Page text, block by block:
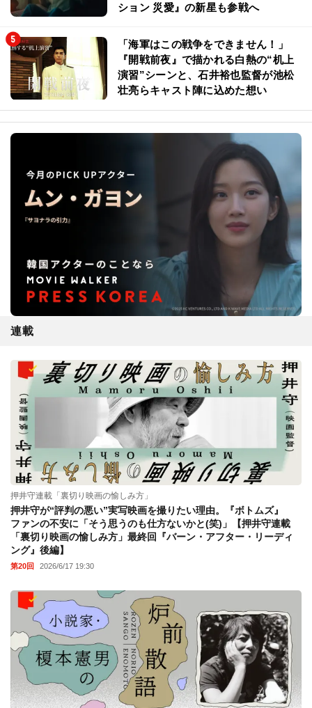
ション 災愛』の新星も参戦へ
「海軍はこの戦争をできません！」
『開戦前夜』で描かれる白熱の“机上
演習”シーンと、石井裕也監督が池松
壮亮らキャスト陣に込めた想い
連載
押井守連載「裏切り映画の愉しみ方」
押井守が“評判の悪い”実写映画を撮りたい理由。『ボトムズ』
ファンの不安に「そう思うのも仕方ないかと(笑)」【押井守連載
「裏切り映画の愉しみ方」最終回『バーン・アフター・リーディ
ング』後編】
第20回 2026/6/17 19:30